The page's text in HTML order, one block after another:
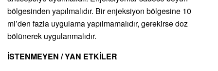
bölgesinden yapılmalıdır. Bir enjeksiyon bölgesine 10
ml’den fazla uygulama yapılmamalıdır, gerekirse doz
bölünerek uygulanmalıdır.
İSTENMEYEN / YAN ETKİLER